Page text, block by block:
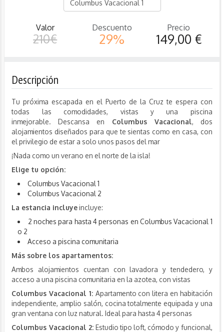
Valor
210€
Descuento
29%
Precio
149,00 €
Descripción
Tu próxima escapada en el Puerto de la Cruz te espera con
todas las comodidades, vistas y una piscina
inmejorable. Descansa en Columbus Vacacional, dos
alojamientos diseñados para que te sientas como en casa, con
el privilegio de estar a solo unos pasos del mar
¡Nada como un verano en el norte de la isla!
Elige tu opción:
Columbus Vacacional 1
Columbus Vacacional 2
La estancia incluyeincluye:
2 noches para hasta 4 personas en Columbus Vacacional 1
o 2
Acceso a piscina comunitaria
Más sobre los apartamentos:
Ambos alojamientos cuentan con lavadora y tendedero, y
acceso a una piscina comunitaria en la azotea, con vistas
Columbus Vacacional 1: Apartamento con litera en habitación
independiente, amplio salón, cocina totalmente equipada y una
gran ventana con luz natural. Ideal para hasta 4 personas
Columbus Vacacional 2: Estudio tipo loft, cómodo y funcional,